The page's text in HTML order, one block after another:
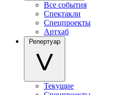
Все события
Спектакли
Спецпроекты
Артхаб
Репертуар
Текущие